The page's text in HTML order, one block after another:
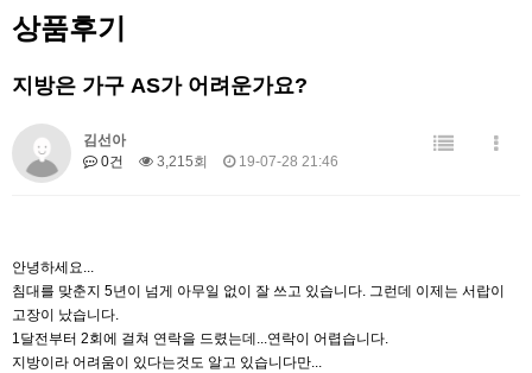
상품후기
지방은 가구 AS가 어려운가요?
김선아
0건
3,215회 19-07-28 21:46
안녕하세요...
침대를 맞춘지 5년이 넘게 아무일 없이 잘 쓰고 있습니다. 그런데 이제는 서랍이
고장이 났습니다.
1달전부터 2회에 걸쳐 연락을 드렸는데...연락이 어렵습니다.
지방이라 어려움이 있다는것도 알고 있습니다만...